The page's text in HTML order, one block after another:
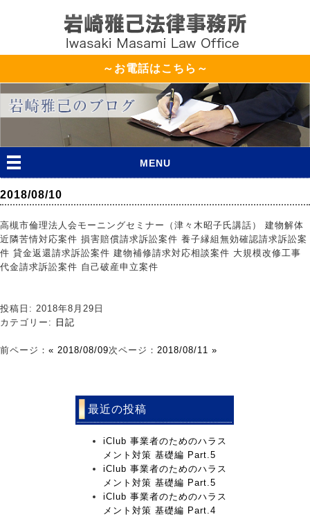
～お電話はこちら～
MENU
2018/08/10
高槻市倫理法人会モーニングセミナー（津々木昭子氏講話） 建物解体
近隣苦情対応案件 損害賠償請求訴訟案件 養子縁組無効確認請求訴訟案
件 貸金返還請求訴訟案件 建物補修請求対応相談案件 大規模改修工事
代金請求訴訟案件 自己破産申立案件
投稿日: 2018年8月29日
カテゴリー: 日記
前ページ： « 2018/08/09次ページ： 2018/08/11 »
最近の投稿
iClub 事業者のためのハラス
メント対策 基礎編 Part.5
iClub 事業者のためのハラス
メント対策 基礎編 Part.5
iClub 事業者のためのハラス
メント対策 基礎編 Part.4